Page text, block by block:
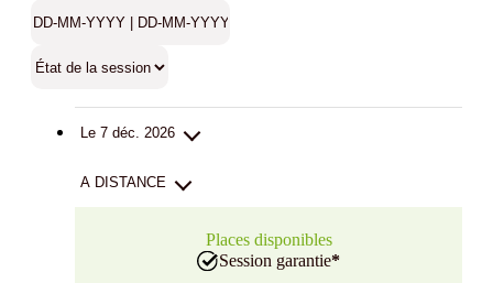
Le 7 déc. 2026
A DISTANCE
Places disponibles
Session garantie*